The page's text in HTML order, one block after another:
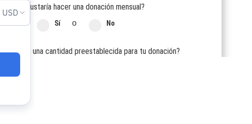
¿Te gustaría hacer una donación mensual?
Sí o No
usar una cantidad preestablecida para tu donación?